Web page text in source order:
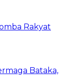
Rakyat
Bataka,